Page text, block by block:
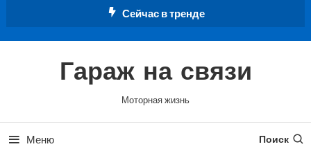
Сейчас в тренде
Гараж на связи
Моторная жизнь
Меню Поиск